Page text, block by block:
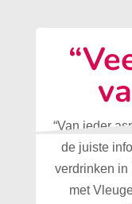
“Van ieder
de juiste
verdrinken in
met